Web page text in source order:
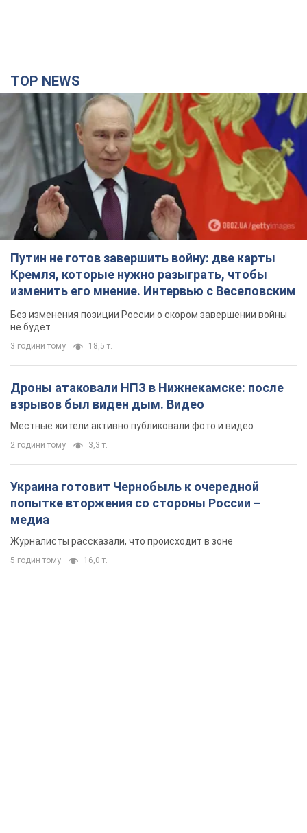
TOP NEWS
Путин не готов завершить войну: две карты
Кремля, которые нужно разыграть, чтобы
изменить его мнение. Интервью с Веселовским
Без изменения позиции России о скором завершении войны
не будет
3 години тому 18,5 т.
Дроны атаковали НПЗ в Нижнекамске: после
взрывов был виден дым. Видео
Местные жители активно публиковали фото и видео
2 години тому 3,3 т.
Украина готовит Чернобыль к очередной
попытке вторжения со стороны России –
медиа
Журналисты рассказали, что происходит в зоне
5 годин тому 16,0 т.